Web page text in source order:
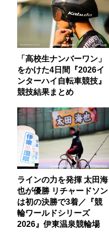
「高校生ナンバーワン」
をかけた4日間『2026イ
ンターハイ自転車競技』
競技結果まとめ
ラインの力を発揮 太田海
也が優勝 リチャードソン
は初の決勝で3着／『競
輪ワールドシリーズ
2026』伊東温泉競輪場